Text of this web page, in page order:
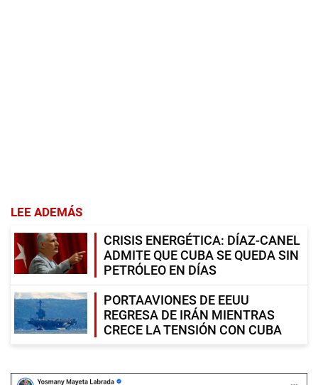
LEE ADEMÁS
CRISIS ENERGÉTICA: DÍAZ-CANEL
ADMITE QUE CUBA SE QUEDA SIN
PETRÓLEO EN DÍAS
PORTAAVIONES DE EEUU
REGRESA DE IRÁN MIENTRAS
CRECE LA TENSIÓN CON CUBA